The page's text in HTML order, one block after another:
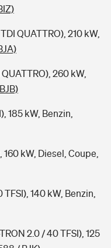
QUATTRO), 210 kW,
260 kW,
185 kW, Benzin,
kW, Diesel, Coupe,
140 kW, Benzin,
2.0 / 40 TFSI), 125